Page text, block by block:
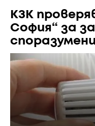
КЗК
София“ за